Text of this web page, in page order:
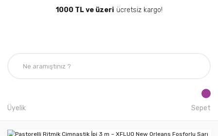
1000 TL ve üzeri ücretsiz kargo!
Üyelik Sepet